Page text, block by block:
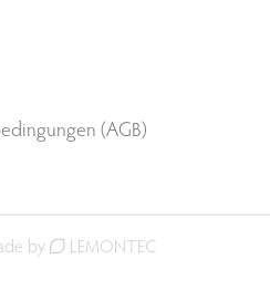
(AGB)
by LEMONTEC